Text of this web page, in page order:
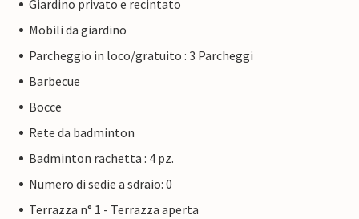
Giardino privato e recintato
Mobili da giardino
Parcheggio in loco/gratuito : 3 Parcheggi
Barbecue
Bocce
Rete da badminton
Badminton rachetta : 4 pz.
Numero di sedie a sdraio: 0
Terrazza n° 1 - Terrazza aperta